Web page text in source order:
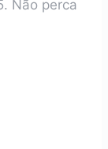
Não perca